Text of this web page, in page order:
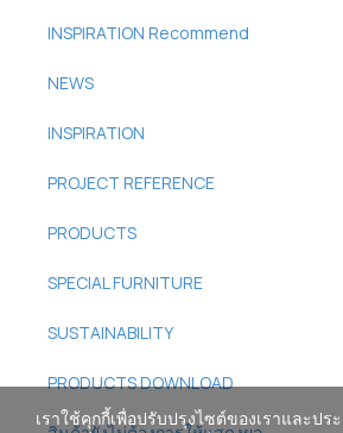
INSPIRATION Recommend
NEWS
INSPIRATION
PROJECT REFERENCE
PRODUCTS
SPECIAL FURNITURE
SUSTAINABILITY
PRODUCTS DOWNLOAD
เราใช้คุกกี้เพื่อปรับปรุงไซต์ของเราและป